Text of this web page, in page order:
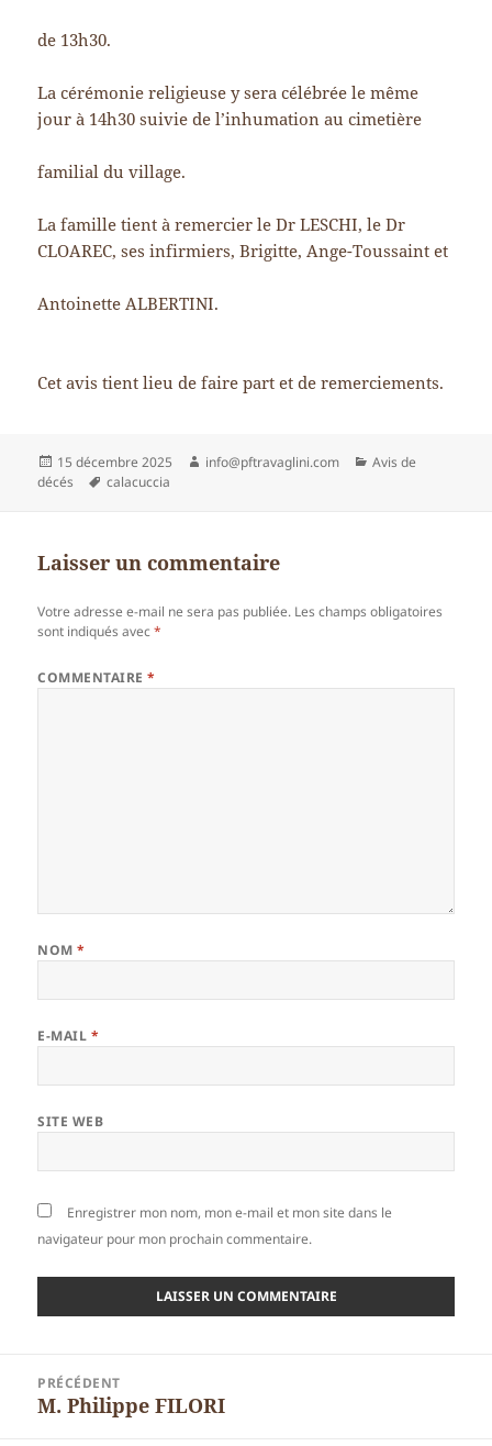
de 13h30.
La cérémonie religieuse y sera célébrée le même
jour à 14h30 suivie de l’inhumation au cimetière
familial du village.
La famille tient à remercier le Dr LESCHI, le Dr
CLOAREC, ses infirmiers, Brigitte, Ange-Toussaint et
Antoinette ALBERTINI.
Cet avis tient lieu de faire part et de remerciements.
Publié
le
15 décembre 2025 Auteur
info@pftravaglini.com Catégories
Avis de
décés
Mots-
calacuccia
Laisser un commentaire
Votre adresse e-mail ne sera pas publiée. Les champs obligatoires
sont indiqués avec*
COMMENTAIRE*
NOM*
E-MAIL *
SITE WEB
Enregistrer mon nom, mon e-mail et mon site dans le
navigateur pour mon prochain commentaire.
l’article
PRÉCÉDENT
Article
M. Philippe FILORI